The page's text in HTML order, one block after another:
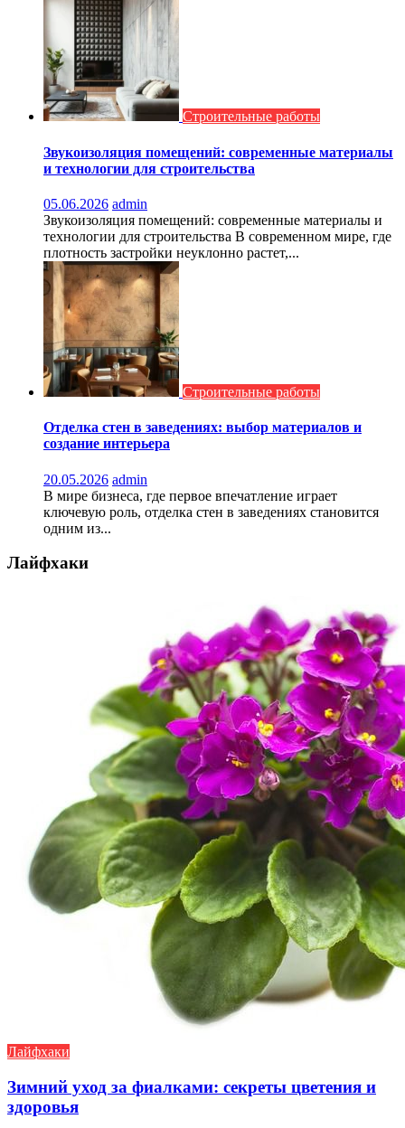
Строительные работы
Звукоизоляция помещений: современные материалы
и технологии для строительства
05.06.2026 admin
Звукоизоляция помещений: современные материалы и
технологии для строительства В современном мире, где
плотность застройки неуклонно растет,...
Строительные работы
Отделка стен в заведениях: выбор материалов и
создание интерьера
20.05.2026 admin
В мире бизнеса, где первое впечатление играет
ключевую роль, отделка стен в заведениях становится
одним из...
Лайфхаки
Лайфхаки
Зимний уход за фиалками: секреты цветения и
здоровья